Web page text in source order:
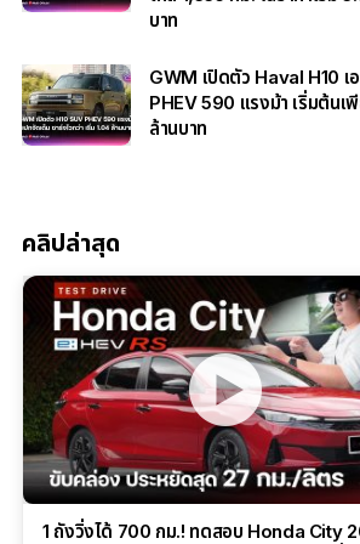
บาท
GWM เปิดตัว Haval H10 เ
PHEV 590 แรงม้า เริ่มต้นเ
ล้านบาท
คลิปล่าสุด
1 ถังวิ่งได้ 700 กม.! ทดสอบ Honda City